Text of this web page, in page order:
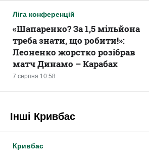
Ліга конференцій
7 серпня 10:58
«Шапаренко? За 1,5 мільйона
треба знати, що робити!»:
Леоненко жорстко розібрав
матч Динамо – Карабах
Інші Кривбас
Кривбас